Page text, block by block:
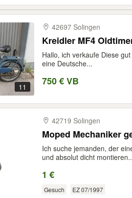
11
42697 Solingen
Kreidler MF4
Hallo, ich verkaufe Diese
eine Deutsche...
750 € VB
42719 Solingen
Moped Mechaniker
Ich suche jemanden, der
und absolut dicht
1 €
Gesuch EZ 07/1997